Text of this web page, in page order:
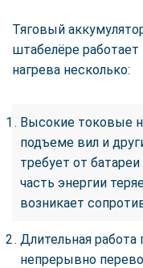
Тяговый
штабелёре
нагрева несколько:
Высокие токовые
подъеме вил и
требует от
часть энергии
возникает
Длительная работа
непрерывно